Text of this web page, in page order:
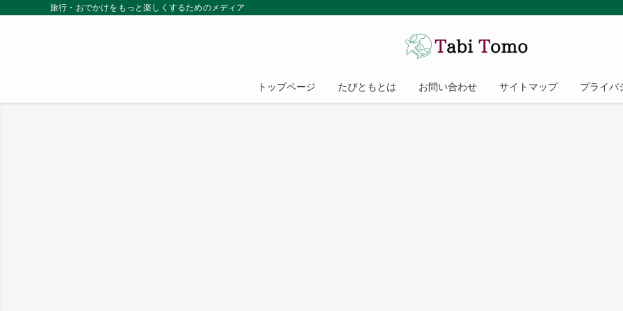
旅行・おでかけをもっと楽しくするためのメディア
トップページ たびともとは お問い合わせ サイトマップ プライバ